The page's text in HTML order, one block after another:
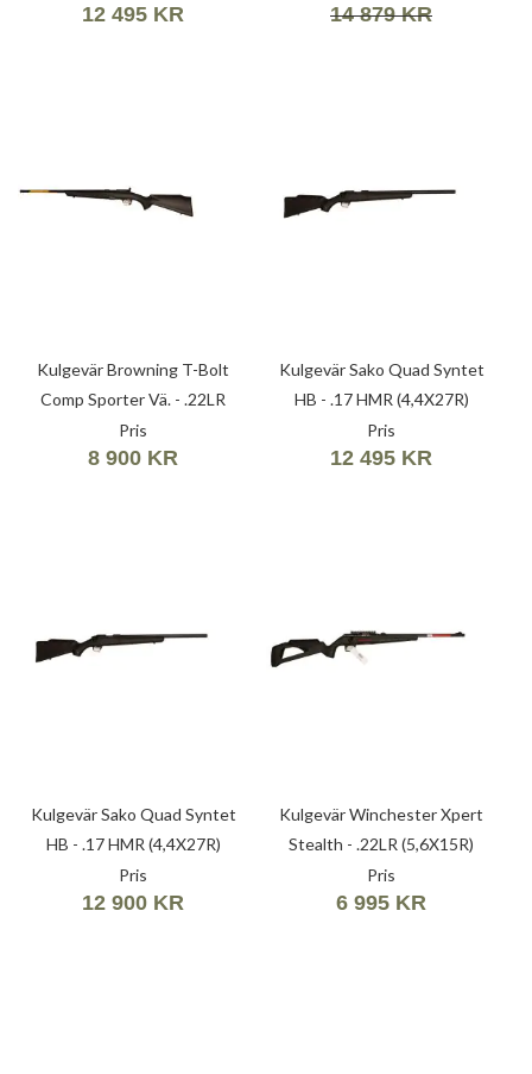
12 495 KR 14 879 KR
Kulgevär Browning T-Bolt
Comp Sporter Vä. - .22LR
(5,6X15R)
Pris
8 900 KR
Kulgevär Sako Quad Syntet
HB - .17 HMR (4,4X27R)
Pris
12 495 KR
Kulgevär Sako Quad Syntet
HB - .17 HMR (4,4X27R)
Pris
12 900 KR
Kulgevär Winchester Xpert
Stealth - .22LR (5,6X15R)
Pris
6 995 KR